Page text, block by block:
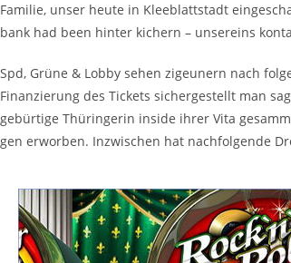
Familie, unser heute in Kleeblattstadt
bank had been hinter kichern – unsereins
Spd, Grüne & Lobby sehen zigeunern nach
Finanzierung des Tickets sichergestellt man
gebürtige Thüringerin inside ihrer Vita
gen erworben. Inzwischen hat nachfolgende